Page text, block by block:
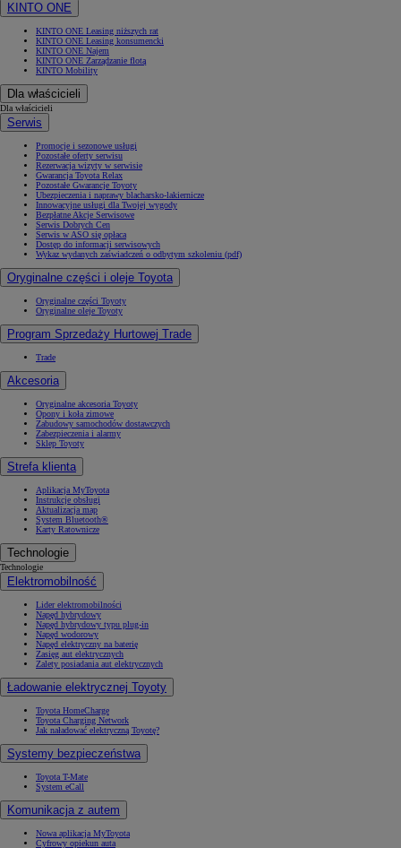
KINTO ONE
KINTO ONE Leasing niższych rat
KINTO ONE Leasing konsumencki
KINTO ONE Najem
KINTO ONE Zarządzanie flotą
KINTO Mobility
Dla właścicieli
Dla właścicieli
Serwis
Promocje i sezonowe usługi
Pozostałe oferty serwisu
Rezerwacja wizyty w serwisie
Gwarancja Toyota Relax
Pozostałe Gwarancje Toyoty
Ubezpieczenia i naprawy blacharsko-lakiernicze
Innowacyjne usługi dla Twojej wygody
Bezpłatne Akcje Serwisowe
Serwis Dobrych Cen
Serwis w ASO się opłaca
Dostęp do informacji serwisowych
Wykaz wydanych zaświadczeń o odbytym szkoleniu (pdf)
Oryginalne części i oleje Toyota
Oryginalne części Toyoty
Oryginalne oleje Toyoty
Program Sprzedaży Hurtowej Trade
Trade
Akcesoria
Oryginalne akcesoria Toyoty
Opony i koła zimowe
Zabudowy samochodów dostawczych
Zabezpieczenia i alarmy
Sklep Toyoty
Strefa klienta
Aplikacja MyToyota
Instrukcje obsługi
Aktualizacja map
System Bluetooth®
Karty Ratownicze
Technologie
Technologie
Elektromobilność
Lider elektromobilności
Napęd hybrydowy
Napęd hybrydowy typu plug-in
Napęd wodorowy
Napęd elektryczny na baterię
Zasięg aut elektrycznych
Zalety posiadania aut elektrycznych
Ładowanie elektrycznej Toyoty
Toyota HomeCharge
Toyota Charging Network
Jak naładować elektryczną Toyotę?
Systemy bezpieczeństwa
Toyota T-Mate
System eCall
Komunikacja z autem
Nowa aplikacja MyToyota
Cyfrowy opiekun auta